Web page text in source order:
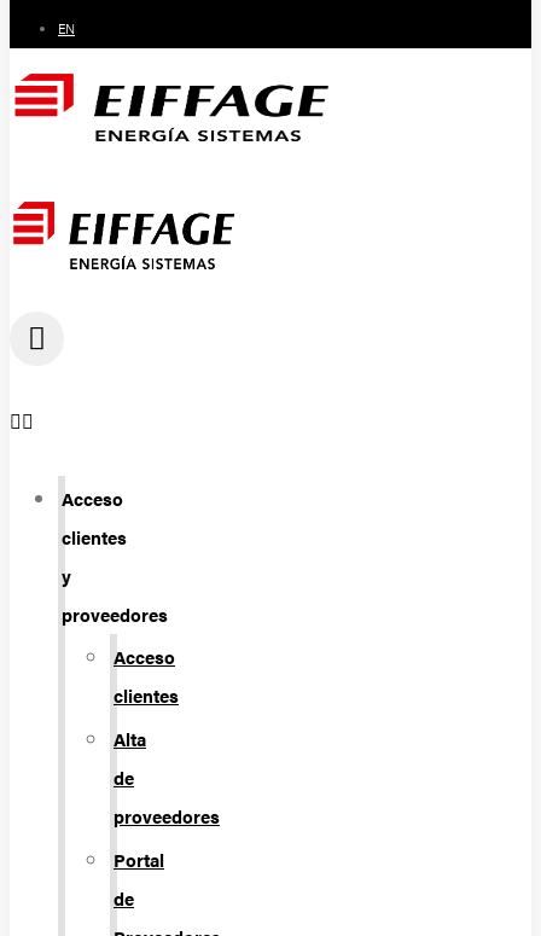
EN
Acceso
clientes
y
proveedores
Acceso
clientes
Alta
de
proveedores
Portal
de